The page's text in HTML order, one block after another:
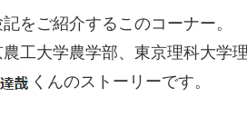
をご紹介するこのコーナー。
工大学農学部、東京理科大学
くんのストーリーです。